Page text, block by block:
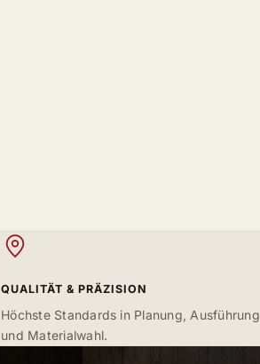
QUALITÄT & PRÄZISION
Höchste Standards in Planung, Ausführung
und Materialwahl.